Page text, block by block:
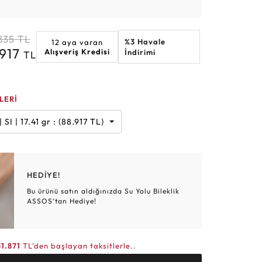
TL
TL
12 aya varan
Alışveriş Kredisi
%3 Havale
İndirimi
| G | SI | 17.41 gr : (88.917 TL)
HEDİYE!
Bu ürünü satın aldığınızda Su Yolu Bileklik
ASSOS’tan Hediye!
TL'den başlayan taksitlerle..